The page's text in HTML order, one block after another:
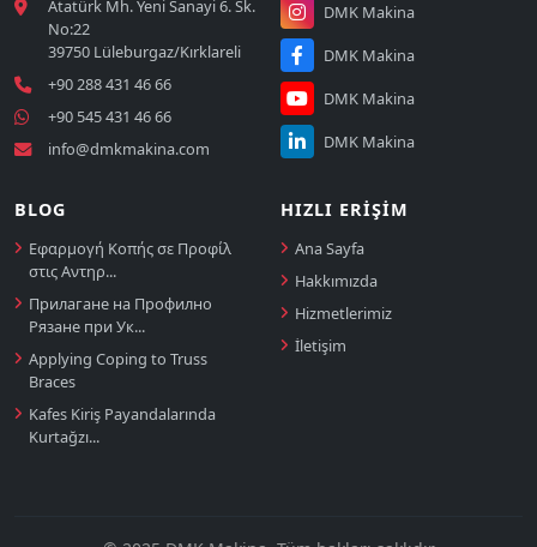
Atatürk Mh. Yeni Sanayi 6. Sk.
No:22
39750 Lüleburgaz/Kırklareli
+90 288 431 46 66
+90 545 431 46 66
info@dmkmakina.com
DMK Makina
DMK Makina
DMK Makina
DMK Makina
BLOG
Εφαρμογή Κοπής σε Προφίλ
στις Αντηρ...
Прилагане на Профилно
Рязане при Ук...
Applying Coping to Truss
Braces
Kafes Kiriş Payandalarında
Kurtağzı...
HIZLI ERIŞIM
Ana Sayfa
Hakkımızda
Hizmetlerimiz
İletişim